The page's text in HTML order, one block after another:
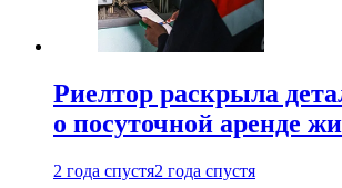
Риелтор раскрыла
о посуточной аренде
2 года спустя2 года спустя